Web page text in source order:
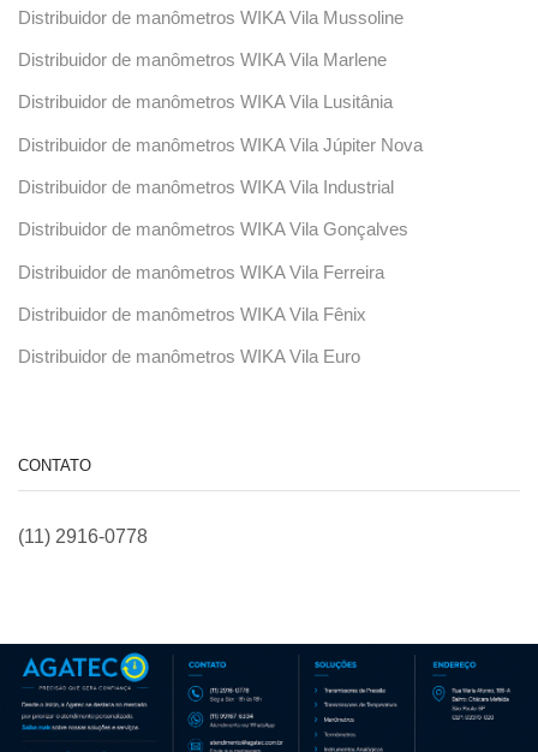
Distribuidor de manômetros WIKA Vila Mussoline
Distribuidor de manômetros WIKA Vila Marlene
Distribuidor de manômetros WIKA Vila Lusitânia
Distribuidor de manômetros WIKA Vila Júpiter Nova
Distribuidor de manômetros WIKA Vila Industrial
Distribuidor de manômetros WIKA Vila Gonçalves
Distribuidor de manômetros WIKA Vila Ferreira
Distribuidor de manômetros WIKA Vila Fênix
Distribuidor de manômetros WIKA Vila Euro
CONTATO
(11) 2916-0778